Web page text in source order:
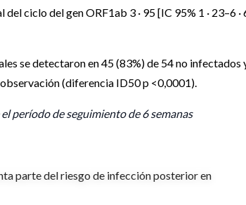
ciclo del gen ORF1ab 3 · 95 [IC 95% 1 · 23–6 ·
se detectaron en 45 (83%) de 54 no infectados
(diferencia ID50 p <0,0001).
período de seguimiento de 6 semanas
parte del riesgo de infección posterior en